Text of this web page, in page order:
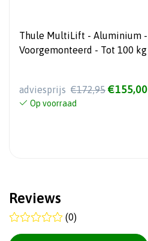
Thule MultiLift - Aluminium -
Voorgemonteerd - Tot 100 kg
adviesprijs €172,95 €155,00
Op voorraad
Reviews
(0)